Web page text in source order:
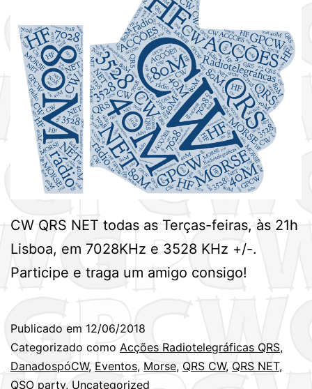
CW QRS NET todas as Terças-feiras, às 21h
Lisboa, em 7028KHz e 3528 KHz +/-.
Participe e traga um amigo consigo!
Publicado em 12/06/2018
Categorizado como Acções Radiotelegráficas QRS,
DanadospóCW, Eventos, Morse, QRS CW, QRS NET,
QSO party, Uncategorized